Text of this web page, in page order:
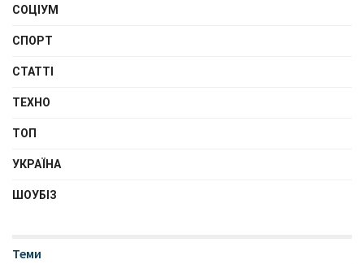
СОЦІУМ
СПОРТ
СТАТТІ
ТЕХНО
ТОП
УКРАЇНА
ШОУБІЗ
Теми